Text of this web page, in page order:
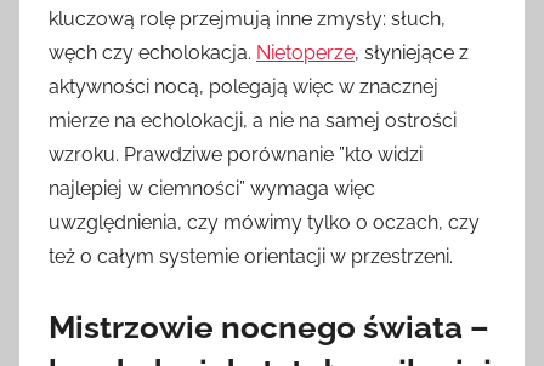
kluczową rolę przejmują inne zmysły: słuch,
węch czy echolokacja. Nietoperze, słyniejące z
aktywności nocą, polegają więc w znacznej
mierze na echolokacji, a nie na samej ostrości
wzroku. Prawdziwe porównanie ”kto widzi
najlepiej w ciemności” wymaga więc
uwzględnienia, czy mówimy tylko o oczach, czy
też o całym systemie orientacji w przestrzeni.
Mistrzowie nocnego świata –